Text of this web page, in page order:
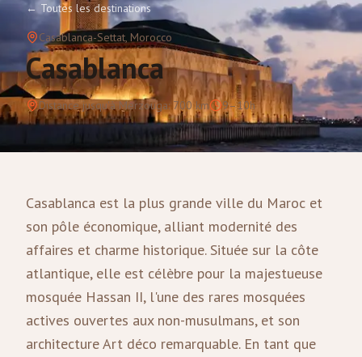
← Toutes les destinations
Casablanca-Settat, Morocco
Casablanca
Distance jusqu'à Merzouga:700 km 9–10h
Casablanca est la plus grande ville du Maroc et
son pôle économique, alliant modernité des
affaires et charme historique. Située sur la côte
atlantique, elle est célèbre pour la majestueuse
mosquée Hassan II, l'une des rares mosquées
actives ouvertes aux non-musulmans, et son
architecture Art déco remarquable. En tant que